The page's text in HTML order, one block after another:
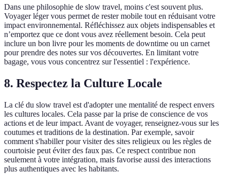
Dans une philosophie de slow travel, moins c'est souvent plus.
Voyager léger vous permet de rester mobile tout en réduisant votre
impact environnemental. Réfléchissez aux objets indispensables et
n’emportez que ce dont vous avez réellement besoin. Cela peut
inclure un bon livre pour les moments de downtime ou un carnet
pour prendre des notes sur vos découvertes. En limitant votre
bagage, vous vous concentrez sur l'essentiel : l'expérience.
8. Respectez la Culture Locale
La clé du slow travel est d'adopter une mentalité de respect envers
les cultures locales. Cela passe par la prise de conscience de vos
actions et de leur impact. Avant de voyager, renseignez-vous sur les
coutumes et traditions de la destination. Par exemple, savoir
comment s'habiller pour visiter des sites religieux ou les règles de
courtoisie peut éviter des faux pas. Ce respect contribue non
seulement à votre intégration, mais favorise aussi des interactions
plus authentiques avec les habitants.